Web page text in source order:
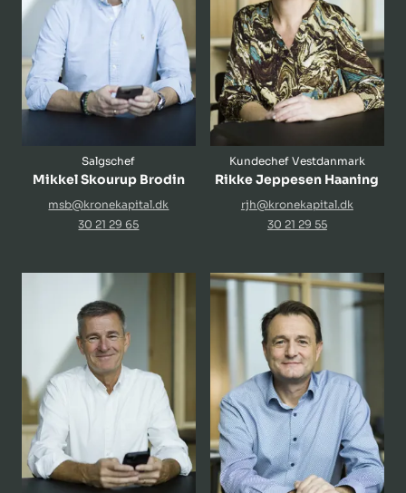
Salgschef
Mikkel Skourup Brodin
msb@kronekapital.dk
30 21 29 65
Kundechef Vestdanmark
Rikke Jeppesen Haaning
rjh@kronekapital.dk
30 21 29 55